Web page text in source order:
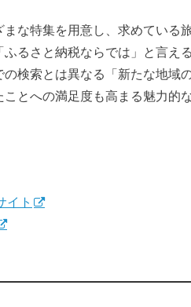
な特集を用意し、求めている
るさと納税ならでは」と言え
検索とは異なる「新たな地域
とへの満足度も高まる魅力的
イト